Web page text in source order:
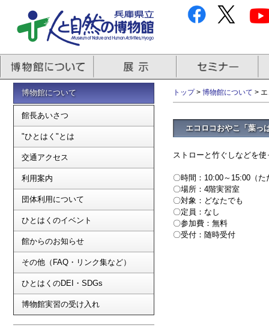
博物館について
館長あいさつ
"ひとはく"とは
交通アクセス
利用案内
団体利用について
ひとはくのイベント
館からのお知らせ
その他（FAQ・リンク集など）
ひとはくのDEI・SDGs
博物館実習の受け入れ
トップ> 博物館について >
エコロコおやこ「葉っ
ストローと竹ぐしなどを
〇時間：10:00～
〇場所：4階実習室
〇対象：どなたでも
〇定員：なし
〇参加費：無料
〇受付：随時受付